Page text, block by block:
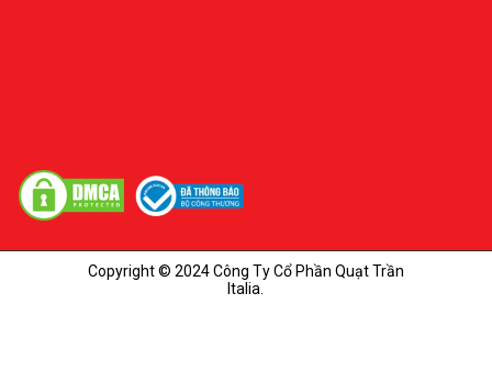
Copyright © 2024 Công Ty Cổ Phần Quạt Trần
Italia.